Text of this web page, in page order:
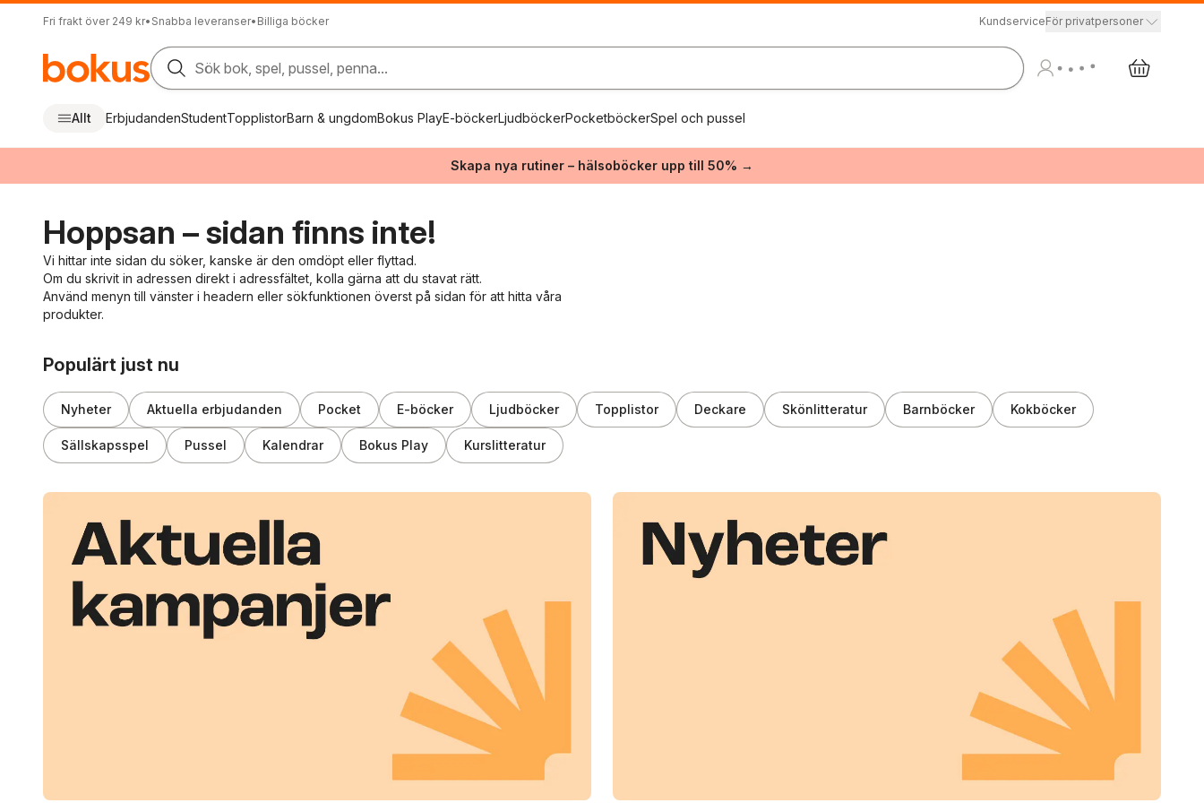
Fri frakt över 249 kr• Snabba leveranser• Billiga böcker KundserviceFör privatpersoner
Sök bok, spel, pussel, penna...
Allt ErbjudandenStudentTopplistorBarn & ungdomBokus PlayE-böckerLjudböckerPocketböckerSpel och pussel
Skapa nya rutiner – hälsoböcker upp till 50% →
Hoppsan – sidan finns inte!
Vi hittar inte sidan du söker, kanske är den omdöpt eller flyttad.
Om du skrivit in adressen direkt i adressfältet, kolla gärna att du stavat rätt.
Använd menyn till vänster i headern eller sökfunktionen överst på sidan för att hitta våra
produkter.
Populärt just nu
Nyheter Aktuella erbjudanden Pocket E-böcker Ljudböcker Topplistor Deckare Skönlitteratur Barnböcker Kokböcker
Sällskapsspel Pussel Kalendrar Bokus Play Kurslitteratur